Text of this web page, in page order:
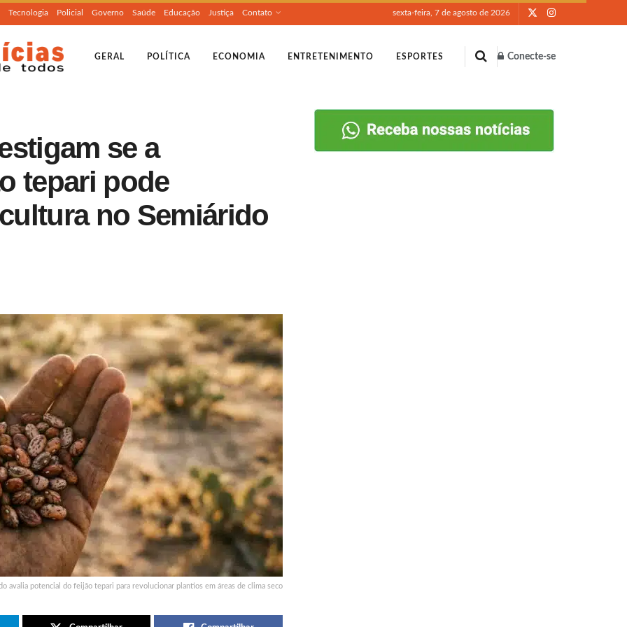
Tecnologia Policial Governo Saúde Educação Justiça Contato sexta-feira, 7 de agosto de 2026
GERAL POLÍTICA ECONOMIA ENTRETENIMENTO ESPORTES Conecte-se
se a
tepari pode
no Semiárido
avalia potencial do feijão tepari para revolucionar plantios em áreas de clima seco